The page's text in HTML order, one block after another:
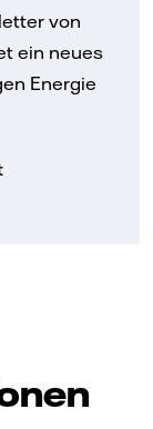
von
ein neues
Energie